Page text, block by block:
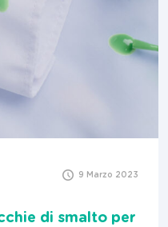
9 Marzo 2023
di smalto per